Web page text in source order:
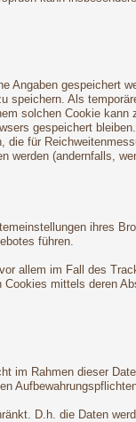
Angaben gespeichert
Als
solchen Cookie
gespeichert
für
werden (andernfalls,
ihres
führen.
allem im Fall des
mittels deren
im Rahmen dieser
D.h. die Daten